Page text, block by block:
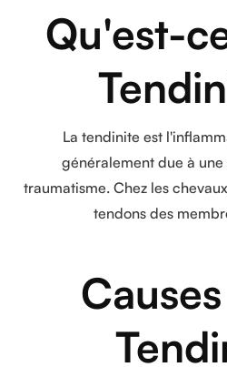
Qu'est-
La tendinite est
généralement due à
traumatisme. Chez les
tendons des